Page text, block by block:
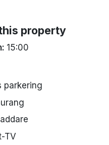
property
15:00
parkering
TV